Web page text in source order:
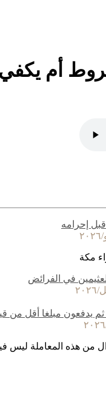
أم
إحرامه
مكة
في الفرائض
يدفعون مبلغا أقل من
من هذه المعاملة ليس